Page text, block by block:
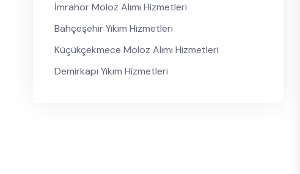
İmrahor Moloz Alımı Hizmetleri
Bahçeşehir Yıkım Hizmetleri
Küçükçekmece Moloz Alımı Hizmetleri
Demirkapı Yıkım Hizmetleri